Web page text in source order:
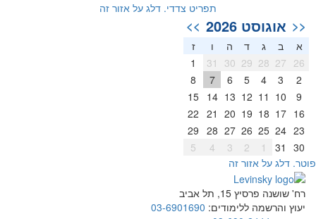
תפריט צדדי. דלג על אזור זה
<< אוגוסט 2026 >>
א ב ג ד ה
ז
26
27
28
29
30
31
2
3
4
5
6
7
8
9
10
11
12
13
14
15
16
17
18
19
20
21
22
23
24
25
26
27
28
29
30
31
2
3
4
5
דלג על אזור זה
רח' שושנה פרסיץ 15, תל אביב
יעוץ והרשמה ללימודים: 03-6901690